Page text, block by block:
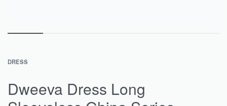
DRESS
Dweeva Dress Long